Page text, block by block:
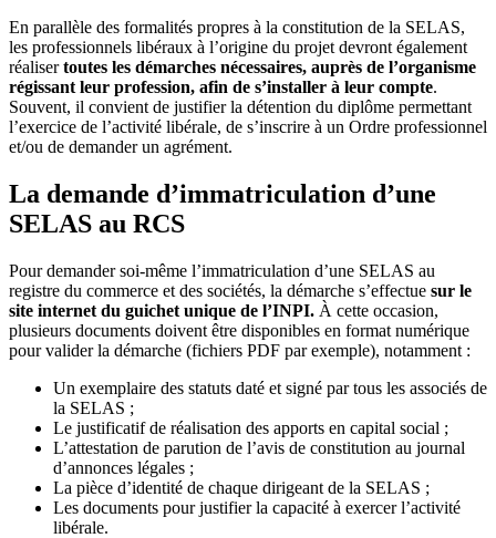
En parallèle des formalités propres à la constitution de la SELAS,
les professionnels libéraux à l’origine du projet devront également
réalisertoutes les démarches nécessaires, auprès de l’organisme
régissant leur profession, afin de s’installer à leur compte.
Souvent, il convient de justifier la détention du diplôme permettant
l’exercice de l’activité libérale, de s’inscrire à un Ordre professionnel
et/ou de demander un agrément.
La demande d’immatriculation d’une
SELAS au RCS
Pour demander soi-même l’immatriculation d’une SELAS au
registre du commerce et des sociétés, la démarche s’effectue sur le
site internet du guichet unique de l’INPI. À cette occasion,
plusieurs documents doivent être disponibles en format numérique
pour valider la démarche (fichiers PDF par exemple), notamment :
Un exemplaire des statuts daté et signé par tous les associés de
la SELAS ;
Le justificatif de réalisation des apports en capital social ;
L’attestation de parution de l’avis de constitution au journal
d’annonces légales ;
La pièce d’identité de chaque dirigeant de la SELAS ;
Les documents pour justifier la capacité à exercer l’activité
libérale.